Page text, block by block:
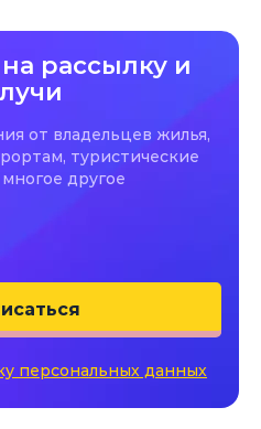
рассылку и
от владельцев жилья,
туристические
другое
персональных данных